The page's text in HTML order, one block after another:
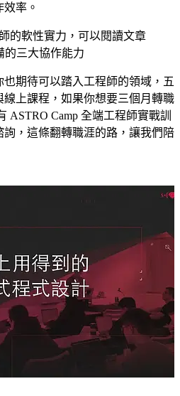
率。
的軟性實力，可以閱讀文章
的三大協作能力
期待可以踏入工程師的領域，五
上課程，如果你想要三個月轉職
ASTRO Camp 全端工程師實戰訓
詢 ，這條翻轉職涯的路，讓我們陪